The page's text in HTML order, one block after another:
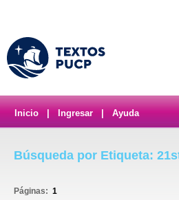
Inicio Ingresar Ayuda
Búsqueda por Etiqueta:
Páginas: 1